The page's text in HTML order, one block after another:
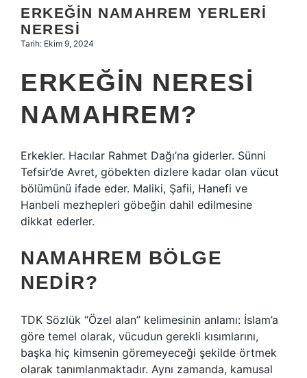
Hakkımızda
ERKEĞIN NAMAHREM YERLERI
NERESI
Tarih: Ekim 9, 2024
ERKEĞIN NERESI
NAMAHREM?
Erkekler. Hacılar Rahmet Dağı’na giderler. Sünni
Tefsir’de Avret, göbekten dizlere kadar olan vücut
bölümünü ifade eder. Maliki, Şafii, Hanefi ve
Hanbeli mezhepleri göbeğin dahil edilmesine
dikkat ederler.
NAMAHREM BÖLGE
NEDIR?
TDK Sözlük “Özel alan” kelimesinin anlamı: ​​İslam’a
göre temel olarak, vücudun gerekli kısımlarını,
başka hiç kimsenin göremeyeceği şekilde örtmek
olarak tanımlanmaktadır. Aynı zamanda, kamusal